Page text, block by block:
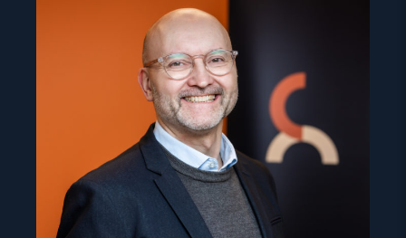
article
"Dag
Fedøy"